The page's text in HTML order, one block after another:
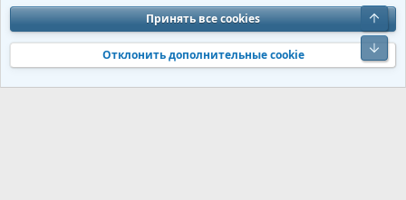
Обратная связь
Условия и правила
Политика конфиденциальности
Помощь
S
S
Community platform by XenForo® © 2010-2026 XenForo Ltd. Перевод от
Jumuro®|Media embeds via s9e/MediaSites
Принять все cookies
Отклонить дополнительные cookie
Верх
Низ